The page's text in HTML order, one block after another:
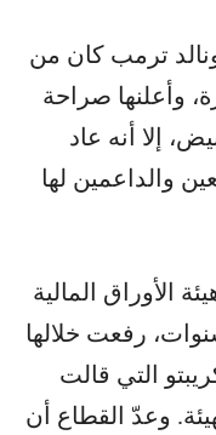
ترمب كان من
وأعلنها صراحة
إلا أنه عاد
والداعمين لها
الأوراق المالية
رفعت خلالها
التي قالت
وعدّ القطاع أن